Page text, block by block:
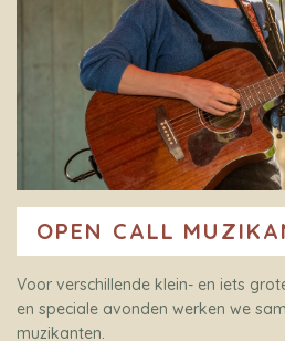
OPEN CALL
Voor verschillende klein- en iets
en speciale avonden werken we
muzikanten.